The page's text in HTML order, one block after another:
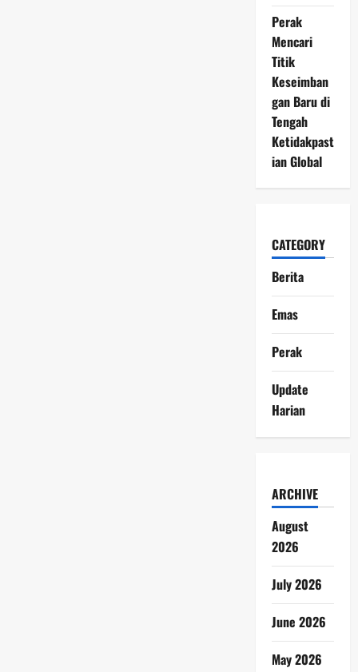
Perak
Mencari
Titik
Keseimban
gan Baru di
Tengah
Ketidakpast
ian Global
CATEGORY
Berita
Emas
Perak
Update
Harian
ARCHIVE
August
2026
July 2026
June 2026
May 2026